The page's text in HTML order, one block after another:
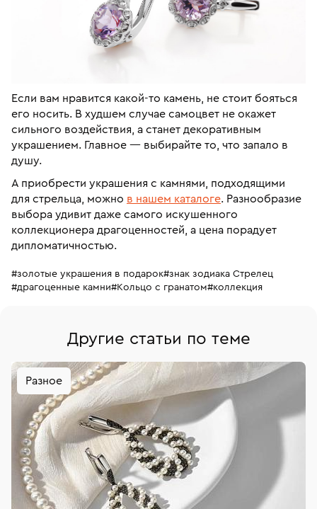
Если вам нравится какой-то камень, не стоит бояться
его носить. В худшем случае самоцвет не окажет
сильного воздействия, а станет декоративным
украшением. Главное — выбирайте то, что запало в
душу.
А приобрести украшения с камнями, подходящими
для стрельца, можно в нашем каталоге. Разнообразие
выбора удивит даже самого искушенного
коллекционера драгоценностей, а цена порадует
дипломатичностью.
#золотые украшения в подарок#знак зодиака Стрелец
#драгоценные камни#Кольцо с гранатом#коллекция
Другие статьи по теме
Разное